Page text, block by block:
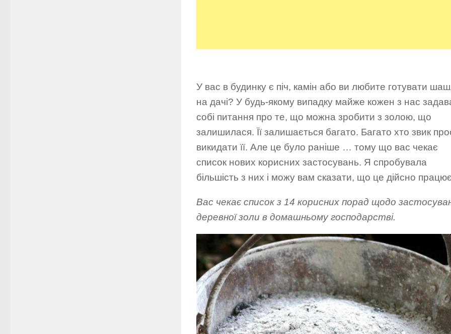
У вас в будинку є піч, камін або ви любите готувати
на дачі? У будь-якому випадку майже кожен з нас
собі питання про те, що можна зробити з золою, що
залишилася. Її залишається багато. Багато хто звик
викидати її. Але це було раніше … тому що вас чекає
список нових корисних застосувань. Я спробувала
більшість з них і можу вам сказати, що це дійсно
Вас чекає список з 14 корисних порад щодо
деревної золи в домашньому господарстві.